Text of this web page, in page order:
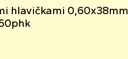
hlavičkami 0,60x38mm